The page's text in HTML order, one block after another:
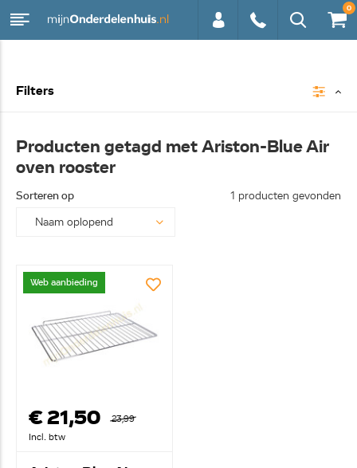
0
Filters
Producten getagd met Ariston-Blue Air
oven rooster
Sorteren op 1 producten gevonden
Web aanbieding
€ 21,50
23,99
Incl. btw